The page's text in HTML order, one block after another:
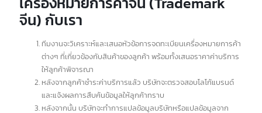
สำหรับผู้ประกอบการที่วางแผนจะขยายธุรกิจสู่ตลาดจีน การจด
เนื่องจากจะช่วยคุ้มครองสิทธิ์ความเป็นเจ้าของตราสินค้า ป้องกัน
การลอกเลียนแบบ และเสริมสร้างความน่าเชื่อถือให้กับแบรนด์
ของคุณ
ด้วยประสบการณ์และความเชี่ยวชาญด้านการจดทะเบียน
เครื่องหมายการค้าจีน (Trademark จีน) บริษัท Intbizth ภูมิใจนำ